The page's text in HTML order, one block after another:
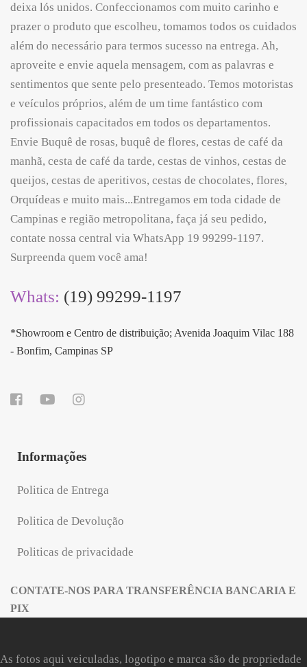
deixa lós unidos. Confeccionamos com muito carinho e
prazer o produto que escolheu, tomamos todos os cuidados
além do necessário para termos sucesso na entrega. Ah,
aproveite e envie aquela mensagem, com as palavras e
sentimentos que sente pelo presenteado. Temos motoristas
e veículos próprios, além de um time fantástico com
profissionais capacitados em todos os departamentos.
Envie Buquê de rosas, buquê de flores, cestas de café da
manhã, cesta de café da tarde, cestas de vinhos, cestas de
queijos, cestas de aperitivos, cestas de chocolates, flores,
Orquídeas e muito mais...Entregamos em toda cidade de
Campinas e região metropolitana, faça já seu pedido,
contate nossa central via WhatsApp 19 99299-1197.
Surpreenda quem você ama!
Whats: (19) 99299-1197
*Showroom e Centro de distribuição; Avenida Joaquim Vilac 188
- Bonfim, Campinas SP
Informações
Politica de Entrega
Politica de Devolução
Politicas de privacidade
CONTATE-NOS PARA TRANSFERÊNCIA BANCARIA E
PIX
As fotos aqui veiculadas, logotipo e marca são de propriedade